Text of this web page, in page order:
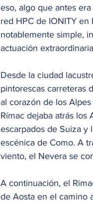
eso, algo que antes
red HPC de IONITY
notablemente simple,
actuación
Desde la ciudad
pintorescas carreteras
al corazón de los
Rímac dejaba atrás los
escarpados de Suiza y
escénica de Como. A
viento, el Nevera se
A continuación, el
de Aosta en el camino